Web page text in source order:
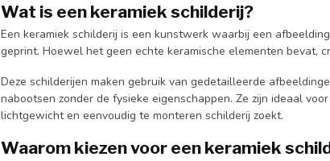
Wat is een keramiek schilderij?
Een keramiek schilderij is een kunstwerk waarbij een
geprint. Hoewel het geen echte keramische elementen bevat,
Deze schilderijen maken gebruik van gedetailleerde
nabootsen zonder de fysieke eigenschappen. Ze zijn ideaal
lichtgewicht en eenvoudig te monteren schilderij zoekt.
Waarom kiezen voor een keramiek